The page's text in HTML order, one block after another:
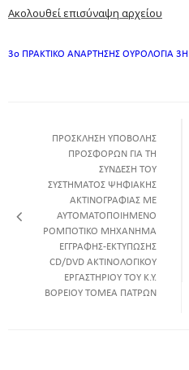
Ακολουθεί επισύναψη αρχείου
3ο ΠΡΑΚΤΙΚΟ ΑΝΑΡΤΗΣΗΣ ΟΥΡΟΛΟΓΙΑ
ΠΡΟΣΚΛΗΣΗ ΥΠΟΒΟΛΗΣ
ΠΡΟΣΦΟΡΩΝ ΓΙΑ ΤΗ
ΣΥΝΔΕΣΗ ΤΟΥ
ΣΥΣΤΗΜΑΤΟΣ ΨΗΦΙΑΚΗΣ
ΑΚΤΙΝΟΓΡΑΦΙΑΣ ΜΕ
ΑΥΤΟΜΑΤΟΠΟΙΗΜΕΝΟ
ΡΟΜΠΟΤΙΚΟ ΜΗΧΑΝΗΜΑ
ΕΓΓΡΑΦΗΣ-ΕΚΤΥΠΩΣΗΣ
CD/DVD ΑΚΤΙΝΟΛΟΓΙΚΟΥ
ΕΡΓΑΣΤΗΡΙΟΥ ΤΟΥ Κ.Υ.
ΒΟΡΕΙΟΥ ΤΟΜΕΑ ΠΑΤΡΩΝ